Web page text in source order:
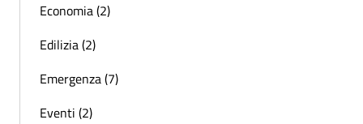
Economia (2)
Edilizia (2)
Emergenza (7)
Eventi (2)